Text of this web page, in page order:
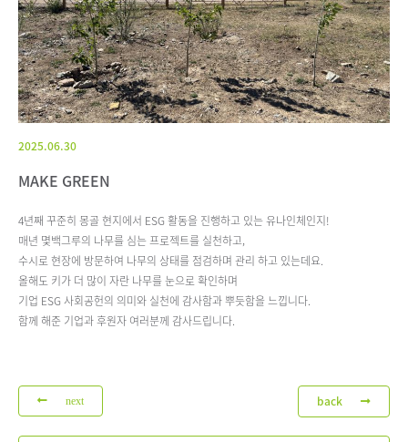
2025.06.30
MAKE GREEN
4년째 꾸준히 몽골 현지에서 ESG 활동을 진행하고 있는 유나인체인지!
매년 몇백그루의 나무를 심는 프로젝트를 실천하고,
수시로 현장에 방문하여 나무의 상태를 점검하며 관리 하고 있는데요.
올해도 키가 더 많이 자란 나무를 눈으로 확인하며
기업 ESG 사회공헌의 의미와 실천에 감사함과 뿌듯함을 느낍니다.
함께 해준 기업과 후원자 여러분께 감사드립니다.
back
next